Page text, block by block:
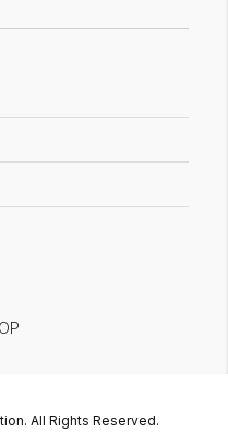
All Rights Reserved.